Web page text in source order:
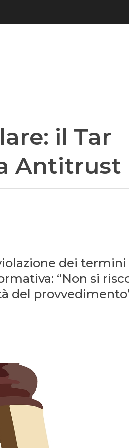
il Tar
Antitrust
dei termini
“Non si
del